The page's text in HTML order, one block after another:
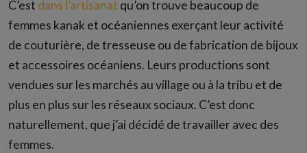
C’est dans l’artisanat qu’on trouve beaucoup de
femmes kanak et océaniennes exerçant leur activité
de couturière, de tresseuse ou de fabrication de bijoux
et accessoires océaniens. Leurs productions sont
vendues sur les marchés au village ou à la tribu et de
plus en plus sur les réseaux sociaux. C’est donc
naturellement, que j’ai décidé de travailler avec des
femmes.